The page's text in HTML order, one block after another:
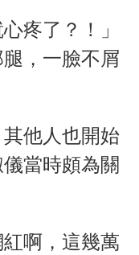
疼了？！」
，一臉不屑
他人也開始
當時頗為關
紅啊，這幾萬